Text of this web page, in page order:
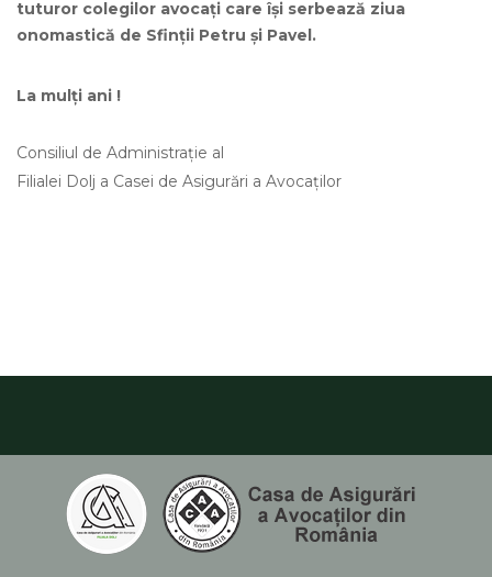
tuturor colegilor avocaţi care îşi serbează ziua
onomastică de Sfinţii Petru şi Pavel.
La mulți ani !
Consiliul de Administrație al
Filialei Dolj a Casei de Asigurări a Avocaților